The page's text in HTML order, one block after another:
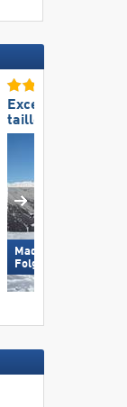
Excellente
taille de domaine
Madonna di
Folgàrida/​Marilleva